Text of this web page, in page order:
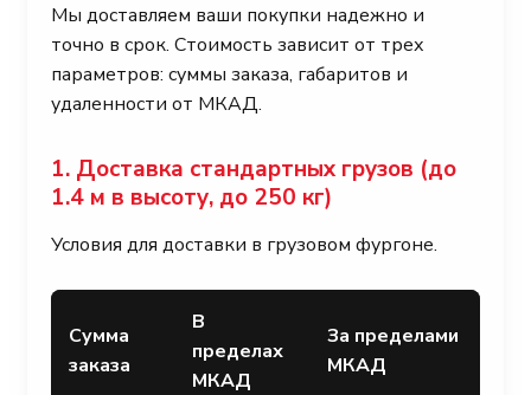
Мы доставляем ваши покупки надежно и
точно в срок. Стоимость зависит от трех
параметров: суммы заказа, габаритов и
удаленности от МКАД.
1. Доставка стандартных грузов (до
1.4 м в высоту, до 250 кг)
Условия для доставки в грузовом фургоне.
Сумма
заказа
В
пределах
МКАД
За пределами
МКАД